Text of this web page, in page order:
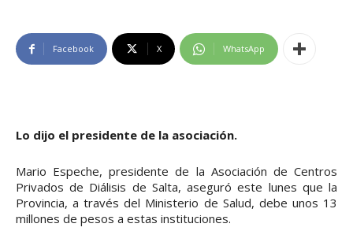
Facebook X WhatsApp
Lo dijo el presidente de la asociación.
Mario Espeche, presidente de la Asociación de Centros
Privados de Diálisis de Salta, aseguró este lunes que la
Provincia, a través del Ministerio de Salud, debe unos 13
millones de pesos a estas instituciones.